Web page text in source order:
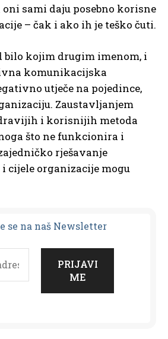
sami daju posebno korisne
– čak i ako ih je teško čuti.
bilo kojim drugim imenom, i
komunikacijska
utječe na pojedince,
Zaustavljanjem
i korisnijih metoda
što ne funkcionira i
rješavanje
cijele organizacije mogu
e se na naš Newsletter